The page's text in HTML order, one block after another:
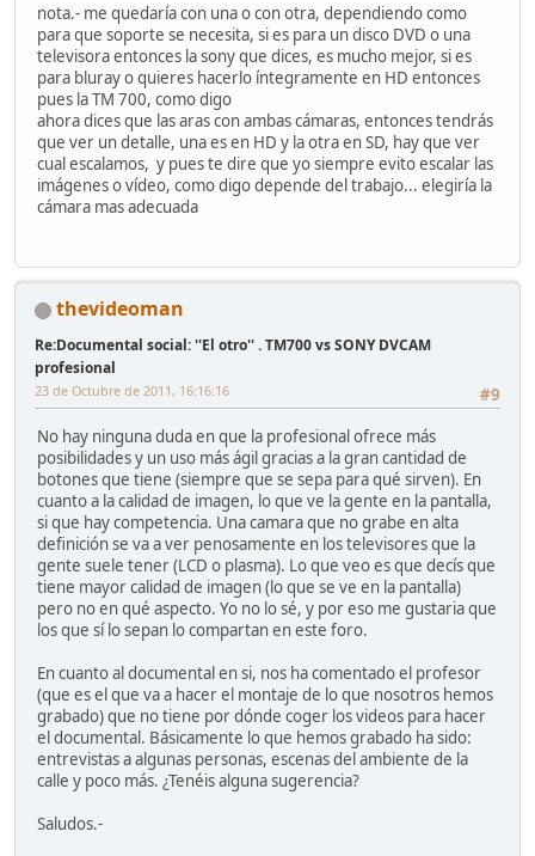
nota.- me quedaría con una o con otra, dependiendo como
para que soporte se necesita, si es para un disco DVD o una
televisora entonces la sony que dices, es mucho mejor, si es
para bluray o quieres hacerlo íntegramente en HD entonces
pues la TM 700, como digo
ahora dices que las aras con ambas cámaras, entonces tendrás
que ver un detalle, una es en HD y la otra en SD, hay que ver
cual escalamos, y pues te dire que yo siempre evito escalar las
imágenes o vídeo, como digo depende del trabajo... elegiría la
cámara mas adecuada
thevideoman
Re:Documental social: ''El otro'' . TM700 vs SONY DVCAM
profesional
#9
23 de Octubre de 2011, 16:16:16
No hay ninguna duda en que la profesional ofrece más
posibilidades y un uso más ágil gracias a la gran cantidad de
botones que tiene (siempre que se sepa para qué sirven). En
cuanto a la calidad de imagen, lo que ve la gente en la pantalla,
si que hay competencia. Una camara que no grabe en alta
definición se va a ver penosamente en los televisores que la
gente suele tener (LCD o plasma). Lo que veo es que decís que
tiene mayor calidad de imagen (lo que se ve en la pantalla)
pero no en qué aspecto. Yo no lo sé, y por eso me gustaria que
los que sí lo sepan lo compartan en este foro.
En cuanto al documental en si, nos ha comentado el profesor
(que es el que va a hacer el montaje de lo que nosotros hemos
grabado) que no tiene por dónde coger los videos para hacer
el documental. Básicamente lo que hemos grabado ha sido:
entrevistas a algunas personas, escenas del ambiente de la
calle y poco más. ¿Tenéis alguna sugerencia?
Saludos.-